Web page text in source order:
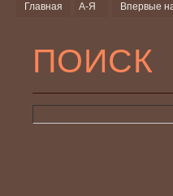
Главная А-Я Впервые
ПОИСК